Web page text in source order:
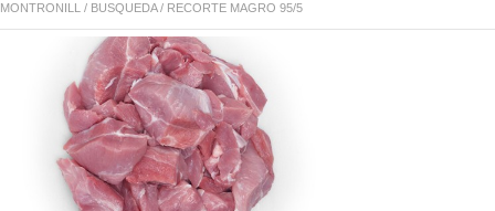
UBICACIÓN Y CONTACTO
MONTRONILL / BUSQUEDA/ RECORTE MAGRO 95/5